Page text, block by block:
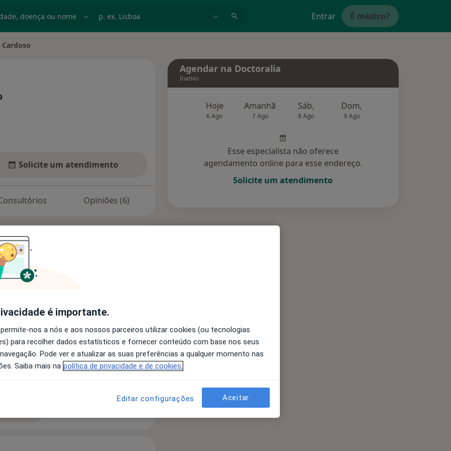
Entrar É médico?
Solicite um atendimento
Opiniões (6)
do Porto;
Clínica Mimus, Ermesinde. | Para
com Clínica Mimus; para o
Solidariedade Social;
de acesso a Ordem do Psicólogos
formativo, escolar e clínico que
com crianças, adolescentes e
(TDAH)
Estresse
de Adaptação
Agendar na Doctoralia
Inativo
Hoje
6 Ago
Amanhã
7 Ago
Sáb,
8 Ago
Dom,
9 Ago
Esse especialista não oferece
agendamento online para esse endereço.
Solicite um atendimento
é importante.
nos a nós e aos nossos parceiros utilizar cookies (ou tecnologias
para recolher dados estatísticos e fornecer conteúdo com base nos seus
Pode ver e atualizar as suas preferências a qualquer momento nas
Saiba mais na política de privacidade e de cookies.
Editar configurações Aceitar